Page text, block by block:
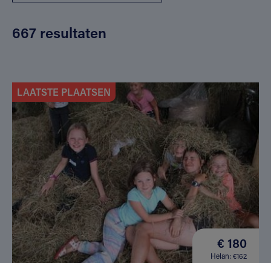
667 resultaten
LAATSTE PLAATSEN
€ 180
Helan: €162